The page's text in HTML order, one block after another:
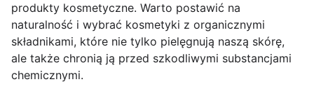
produkty kosmetyczne. Warto postawić na
naturalność i wybrać kosmetyki z organicznymi
składnikami, które nie tylko pielęgnują naszą skórę,
ale także chronią ją przed szkodliwymi substancjami
chemicznymi.